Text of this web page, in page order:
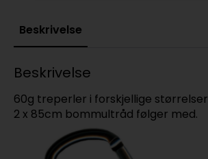
Beskrivelse
Beskrivelse
60g treperler i forskjellige størrelser
2 x 85cm bommultråd følger med.